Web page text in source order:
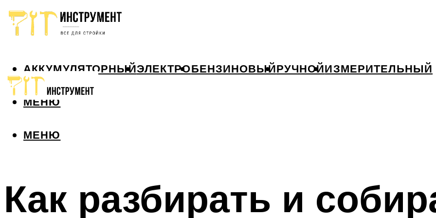
АККУМУЛЯТОРНЫЙЭЛЕКТРОБЕНЗИНОВЫЙРУЧНОЙИЗМЕРИТЕЛЬНЫЙ
МЕНЮ
МЕНЮ
Как разбирать и